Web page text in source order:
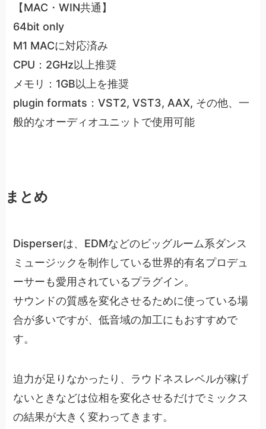
【MAC・WIN共通】
64bit only
M1 MACに対応済み
CPU：2GHz以上推奨
メモリ：1GB以上を推奨
plugin formats：VST2, VST3, AAX, その他、一
般的なオーディオユニットで使用可能
まとめ
Disperserは、EDMなどのビッグルーム系ダンス
ミュージックを制作している世界的有名プロデュ
ーサーも愛用されているプラグイン。
サウンドの質感を変化させるために使っている場
合が多いですが、低音域の加工にもおすすめで
す。
迫力が足りなかったり、ラウドネスレベルが稼げ
ないときなどは位相を変化させるだけでミックス
の結果が大きく変わってきます。